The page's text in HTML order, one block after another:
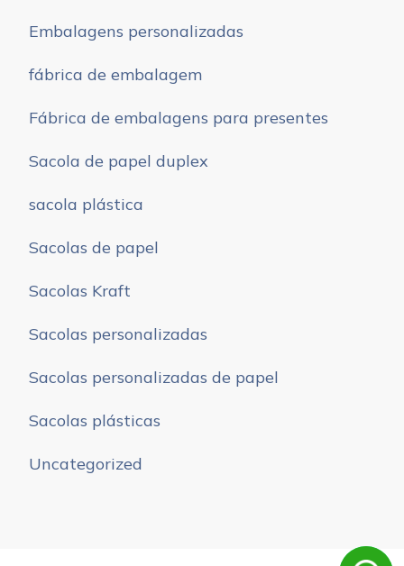
Embalagens personalizadas
fábrica de embalagem
Fábrica de embalagens para presentes
Sacola de papel duplex
sacola plástica
Sacolas de papel
Sacolas Kraft
Sacolas personalizadas
Sacolas personalizadas de papel
Sacolas plásticas
Uncategorized